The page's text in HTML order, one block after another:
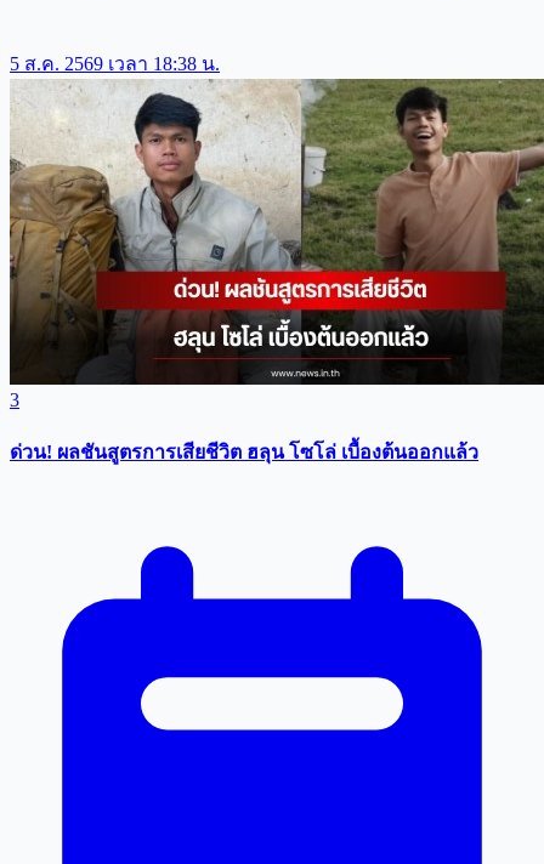
5 ส.ค. 2569 เวลา 18:38 น.
3
ด่วน! ผลชันสูตรการเสียชีวิต ฮลุน โซโล่ เบื้องต้นออกแล้ว